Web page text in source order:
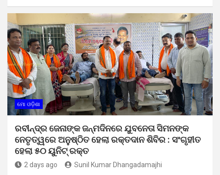
ମୋ ଓଡ଼ିଶା
ରବୀନ୍ଦ୍ର ଜେନାଙ୍କ ଜନ୍ମଦିନରେ ଯୁବନେତା ସିମନଙ୍କ
ନେତୃତ୍ୱରେ ଅନୁଷ୍ଠିତ ହେଲା ରକ୍ତଦାନ ଶିବିର : ସଂଗୃହୀତ
ହେଲା ୫୦ ୟୁନିଟ୍ ରକ୍ତ
2 days ago Sunil Kumar Dhangadamajhi